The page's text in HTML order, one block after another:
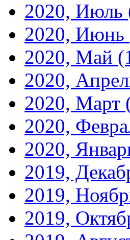
2020, Июль
2020, Июнь
2020, Май
2020,
2020, Март
2020,
2020,
2019,
2019,
2019,